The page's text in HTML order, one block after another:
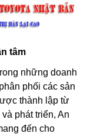
tâm
những doanh
phối các sản
thành lập từ
phát triển, An
đến cho